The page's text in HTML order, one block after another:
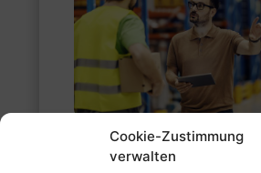
Cookie-Zustimmung
verwalten
Organisation, Logistik und Struktur
Beruf! Starte jetzt deine Ausbildung